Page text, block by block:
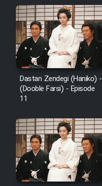
Dastan Zendegi (Haniko) -
(Dooble Farsi) - Episode
11